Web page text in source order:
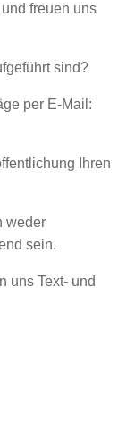
freuen uns
sind?
per E-Mail:
Ihren
weder
sein.
uns Text- und